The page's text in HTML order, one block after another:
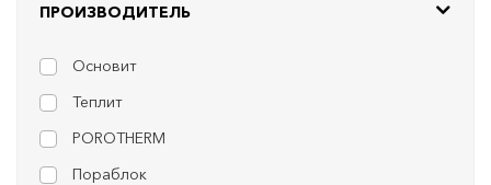
ПРОИЗВОДИТЕЛЬ
Основит
Теплит
POROTHERM
Пораблок